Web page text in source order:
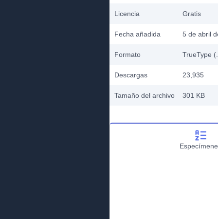
Licencia Gratis
Fecha añadida 5 de abril
Formato TrueType
Descargas 23,935
Tamaño del archivo 301 KB